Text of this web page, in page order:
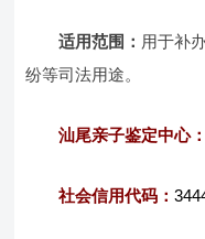
适用范围： 用于补
纷等司法用途。
汕尾亲子鉴定中心：
社会信用代码：